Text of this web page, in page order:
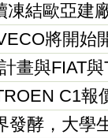
凍結歐亞建
將開始
畫與FIAT
C1報
發酵，大學